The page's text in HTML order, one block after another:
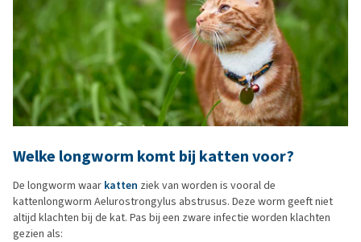
Welke longworm komt bij katten voor?
De longworm waar katten ziek van worden is vooral de
kattenlongworm Aelurostrongylus abstrusus. Deze worm geeft niet
altijd klachten bij de kat. Pas bij een zware infectie worden klachten
gezien als: